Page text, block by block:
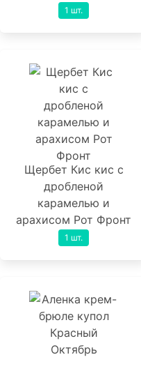
1 шт.
Щербет Кис кис с
дробленой
карамелью и
арахисом Рот Фронт
1 шт.